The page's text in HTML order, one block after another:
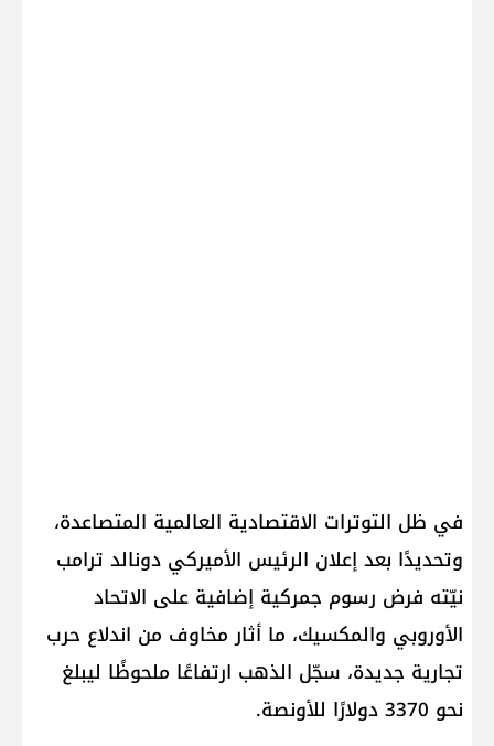
في ظل التوترات الاقتصادية العالمية المتصاعدة،
وتحديدًا بعد إعلان الرئيس الأميركي دونالد ترامب
نيّته فرض رسوم جمركية إضافية على الاتحاد
الأوروبي والمكسيك، ما أثار مخاوف من اندلاع حرب
تجارية جديدة، سجّل الذهب ارتفاعًا ملحوظًا ليبلغ
نحو 3370 دولارًا للأونصة.